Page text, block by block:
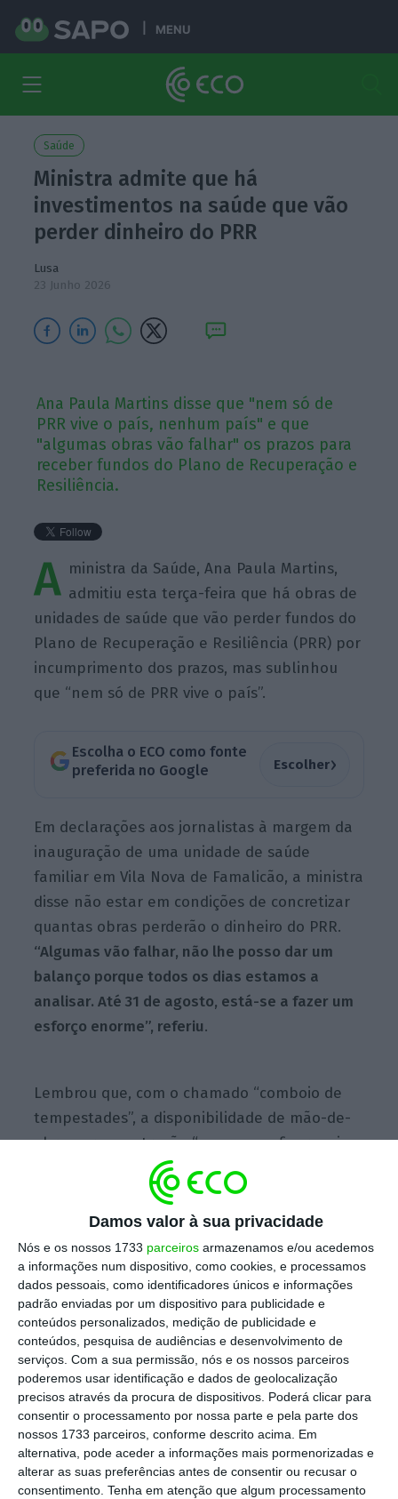
Damos valor à sua privacidade
Nós e os nossos 1733 parceiros armazenamos e/ou acedemos
a informações num dispositivo, como cookies, e processamos
dados pessoais, como identificadores únicos e informações
padrão enviadas por um dispositivo para publicidade e
conteúdos personalizados, medição de publicidade e
conteúdos, pesquisa de audiências e desenvolvimento de
serviços. Com a sua permissão, nós e os nossos parceiros
poderemos usar identificação e dados de geolocalização
precisos através da procura de dispositivos. Poderá clicar para
consentir o processamento por nossa parte e pela parte dos
nossos 1733 parceiros, conforme descrito acima. Em
alternativa, pode aceder a informações mais pormenorizadas e
alterar as suas preferências antes de consentir ou recusar o
consentimento. Tenha em atenção que algum processamento
MENU
Saúde
Ministra admite que há
investimentos na saúde que vão
perder dinheiro do PRR
Lusa
23 Junho 2026
Ana Paula Martins disse que "nem só de
PRR vive o país, nenhum país" e que
"algumas obras vão falhar" os prazos para
receber fundos do Plano de Recuperação e
Resiliência.
A ministra da Saúde, Ana Paula Martins,
admitiu esta terça-feira que há obras de
unidades de saúde que vão perder fundos do
Plano de Recuperação e Resiliência (PRR) por
incumprimento dos prazos, mas sublinhou
que “nem só de PRR vive o país”.
Escolha o ECO como fonte
preferida no Google
Escolher›
Em declarações aos jornalistas à margem da
inauguração de uma unidade de saúde
familiar em Vila Nova de Famalicão, a ministra
disse não estar em condições de concretizar
quantas obras perderão o dinheiro do PRR.
“Algumas vão falhar, não lhe posso dar um
balanço porque todos os dias estamos a
analisar. Até 31 de agosto, está-se a fazer um
esforço enorme”, referiu.
Lembrou que, com o chamado “comboio de
tempestades”, a disponibilidade de mão-de-
obra para construção “começou a ficar mais
Houve aqui uma série de coisas, é preciso
dizer isto, que não são previsíveis. Uma coisa
lhe posso garantir é que nós estamos com os
autarcas, com as nossas unidades e também
com a Rede Nacional de Cuidados Continuados
e Paliativos a trabalhar dia após dia, noite
após noite, para que não se perca, ou se perca
o menos possível, de dinheiro do PRR (…). Nós
vamos usar o dinheiro dentro daquilo que são
as regras do PRR até o último cêntimo”,
garantiu.